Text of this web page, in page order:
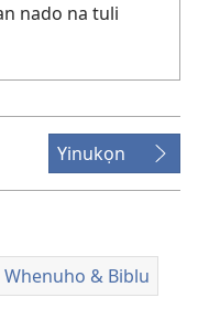
nado na tuli
Yinukọn
Whenuho & Biblu